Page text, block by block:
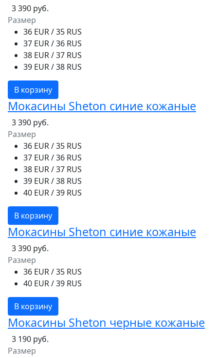
3 390 руб.
Размер
36 EUR / 35 RUS
37 EUR / 36 RUS
38 EUR / 37 RUS
39 EUR / 38 RUS
В корзину
Мокасины Sheton синие кожаные
3 390 руб.
Размер
36 EUR / 35 RUS
37 EUR / 36 RUS
38 EUR / 37 RUS
39 EUR / 38 RUS
40 EUR / 39 RUS
В корзину
Мокасины Sheton синие кожаные
3 390 руб.
Размер
36 EUR / 35 RUS
40 EUR / 39 RUS
В корзину
Мокасины Sheton черные кожаные
3 190 руб.
Размер